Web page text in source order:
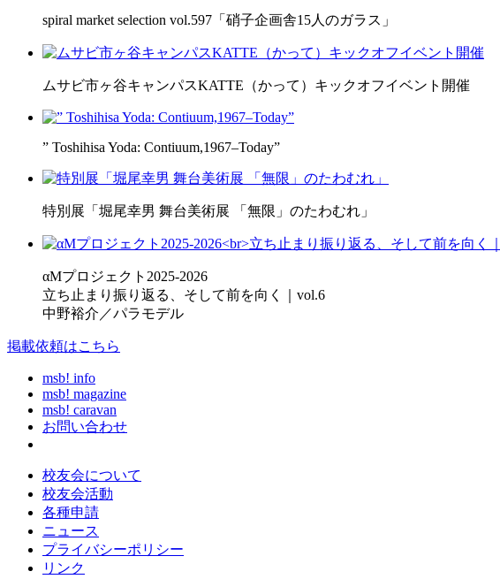
spiral market selection vol.597「硝子企画舎15人のガラス」
ムサビ市ヶ谷キャンパスKATTE（かって）キックオフイベント開催
” Toshihisa Yoda: Contiuum,1967–Today”
特別展「堀尾幸男 舞台美術展 「無限」のたわむれ」
αMプロジェクト2025-2026
立ち止まり振り返る、そして前を向く｜vol.6
中野裕介／パラモデル
掲載依頼はこちら
msb! info
msb! magazine
msb! caravan
お問い合わせ
校友会について
校友会活動
各種申請
ニュース
プライバシーポリシー
リンク